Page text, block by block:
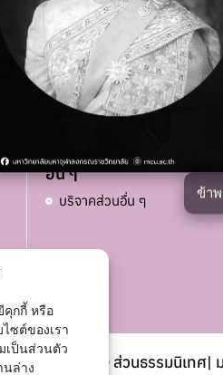
คุกกี้ หรือ
ซต์ของเรา
เป็นส่วนตัว
นล่าง
ข้า
อื่น ๆ
บริจาคส่วนอื่น ๆ
© ส่วนธรรมนิเทศ